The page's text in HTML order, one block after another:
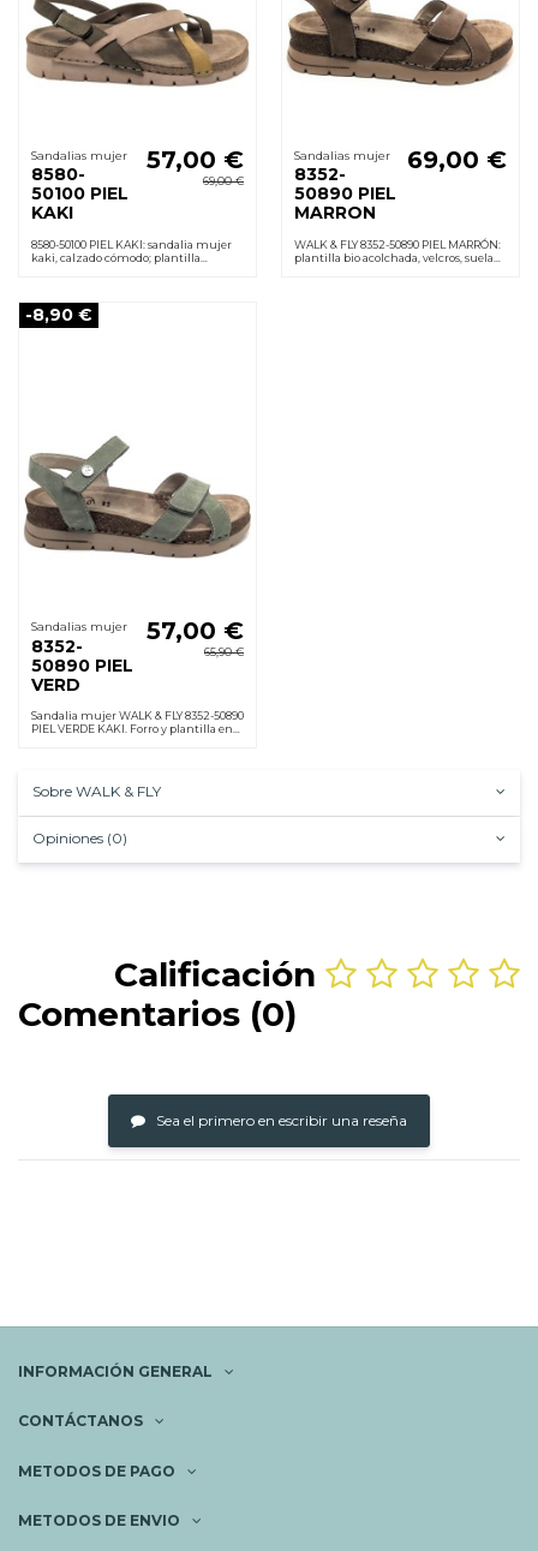
Sandalias mujer
8580-
50100 PIEL
KAKI
57,00 €
69,00 €
8580-50100 PIEL KAKI: sandalia mujer
kaki, calzado cómodo; plantilla
Sandalias mujer
8352-
50890 PIEL
MARRON
69,00 €
WALK & FLY 8352-50890 PIEL MARRÓN:
plantilla bio acolchada, velcros, suela
-8,90 €
Sandalias mujer
8352-
50890 PIEL
VERD
57,00 €
65,90 €
Sandalia mujer WALK & FLY 8352-50890
PIEL VERDE KAKI. Forro y plantilla en
Sobre WALK & FLY
Opiniones (0)
Calificación
Comentarios (0)
Sea el primero en escribir una reseña
INFORMACIÓN GENERAL
CONTÁCTANOS
METODOS DE PAGO
METODOS DE ENVIO